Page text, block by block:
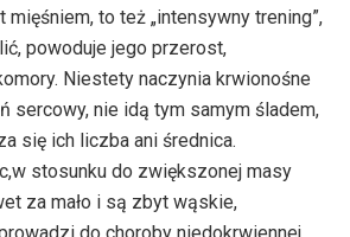
mięśniem, to też „intensywny trening”,
powoduje jego przerost,
Niestety naczynia krwionośne
sercowy, nie idą tym samym śladem,
się ich liczba ani średnica.
stosunku do zwiększonej masy
za mało i są zbyt wąskie,